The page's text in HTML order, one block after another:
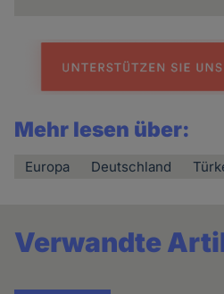
Mehr lesen über:
Europa Deutschland
Verwandte